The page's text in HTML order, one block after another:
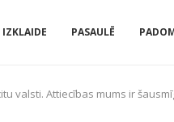
IZKLAIDE PASAULĒ
valsti. Attiecības mums ir